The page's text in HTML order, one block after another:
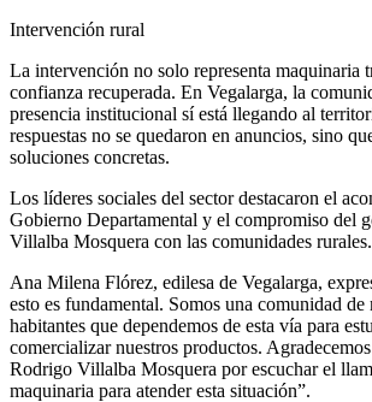
Intervención rural
La intervención no solo representa maquinaria
confianza recuperada. En Vegalarga, la
presencia institucional sí está llegando al
respuestas no se quedaron en anuncios, sino
soluciones concretas.
Los líderes sociales del sector destacaron el
Gobierno Departamental y el compromiso del
Villalba Mosquera con las comunidades rurales.
Ana Milena Flórez, edilesa de Vegalarga,
esto es fundamental. Somos una comunidad de
habitantes que dependemos de esta vía para
comercializar nuestros productos.
Rodrigo Villalba Mosquera por escuchar el
maquinaria para atender esta situación”.